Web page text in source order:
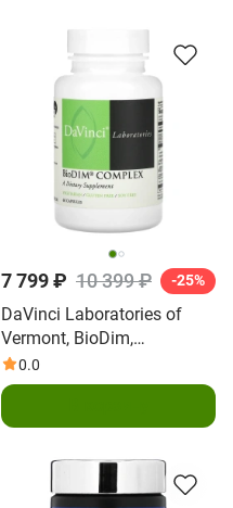
7 799 ₽ 10 399 ₽ -25%
DaVinci Laboratories of
Vermont, BioDim,
комплекс I-3-C, 60 капсул
0.0